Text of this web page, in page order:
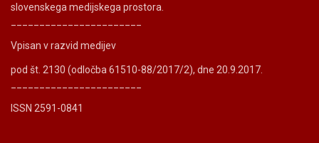
slovenskega medijskega prostora.
Vpisan v razvid medijev
pod št. 2130 (odločba 61510-88/2017/2), dne 20.9.2017.
ISSN 2591-0841